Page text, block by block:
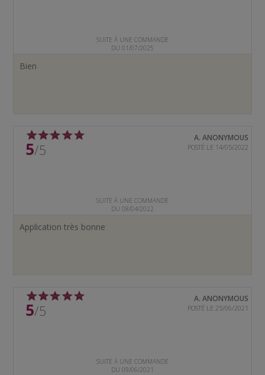
SUITE À UNE COMMANDE
DU 01/07/2025
Bien
A. ANONYMOUS
POSTÉ LE 14/05/2022
5/5
SUITE À UNE COMMANDE
DU 08/04/2022
Application très bonne
A. ANONYMOUS
POSTÉ LE 25/06/2021
5/5
SUITE À UNE COMMANDE
DU 09/06/2021